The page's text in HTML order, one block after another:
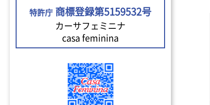
特許庁 商標登録第5159532号
カーサフェミニナ
casa feminina